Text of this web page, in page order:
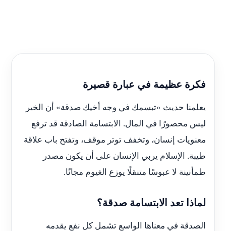
فكرة عظيمة في عبارة قصيرة
يعلمنا حديث «تبسمك في وجه أخيك صدقة» أن الخير
ليس محصورًا في المال. الابتسامة الصادقة قد ترفع
معنويات إنسان، وتخفف توتر موقف، وتفتح باب علاقة
طيبة. الإسلام يربي الإنسان على أن يكون مصدر
طمأنينة لا عبوسًا متنقلًا يوزع الغيوم مجانًا.
لماذا تعد الابتسامة صدقة؟
الصدقة في معناها الواسع تشمل كل نفع يقدمه